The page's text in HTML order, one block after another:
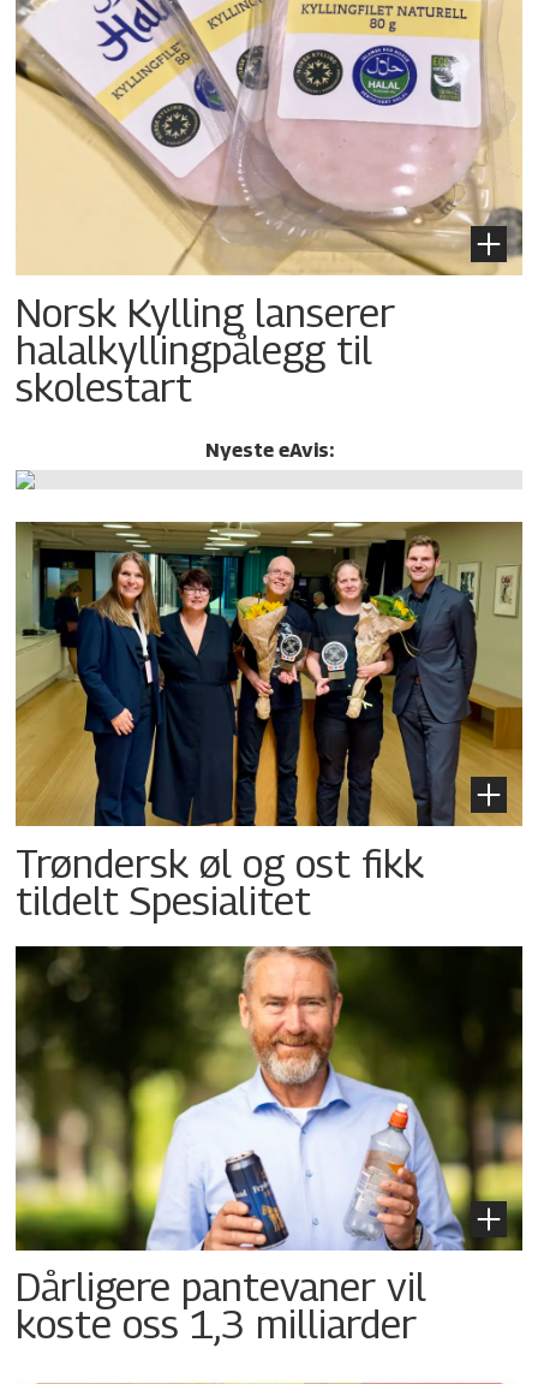
Norsk Kylling lanserer
halalkylling­pålegg til
skolestart
Nyeste eAvis:
Trøndersk øl og ost fikk
tildelt Spesialitet
Dårligere pantevaner vil
koste oss 1,3 milliarder